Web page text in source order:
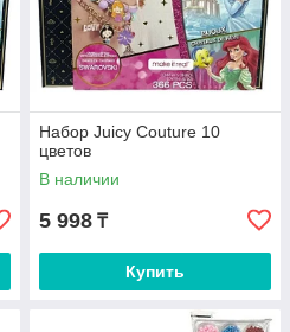
Набор Juicy Couture 10
цветов
В наличии
5 998 ₸
Купить